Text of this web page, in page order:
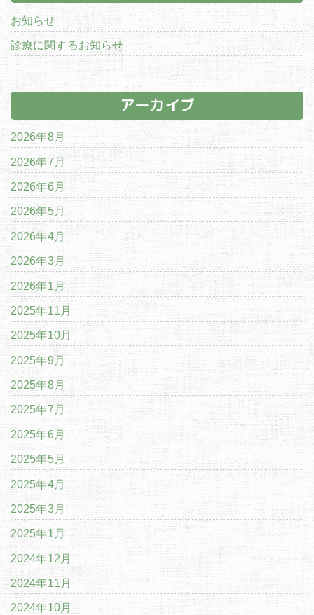
お知らせ
診療に関するお知らせ
アーカイブ
2026年8月
2026年7月
2026年6月
2026年5月
2026年4月
2026年3月
2026年1月
2025年11月
2025年10月
2025年9月
2025年8月
2025年7月
2025年6月
2025年5月
2025年4月
2025年3月
2025年1月
2024年12月
2024年11月
2024年10月